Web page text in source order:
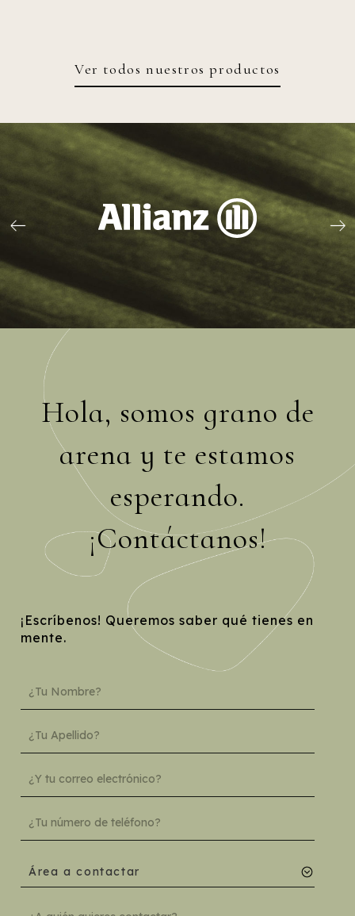
Ver todos nuestros productos
Hola, somos grano de
arena y te estamos
esperando.
¡Contáctanos!
¡Escríbenos! Queremos saber qué tienes en
mente.
Área a contactar